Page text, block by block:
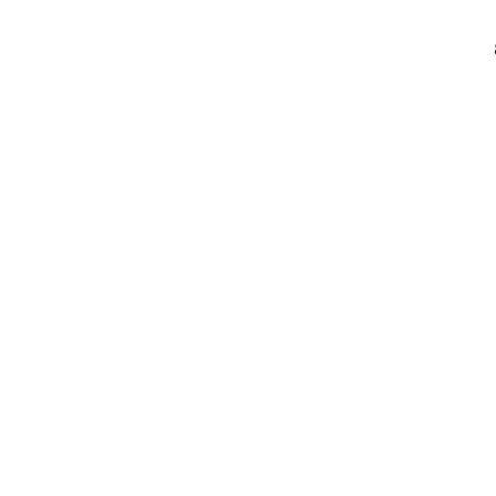
ما أيده 81